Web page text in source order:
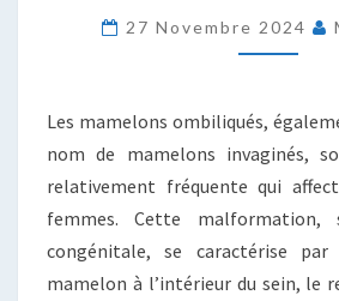
LES
ET
LEUR
27 Novembre 2024
Les mamelons ombiliqués,
nom de mamelons invaginés,
relativement fréquente qui
femmes. Cette malformation,
congénitale, se caractérise par
mamelon à l’intérieur du sein, le